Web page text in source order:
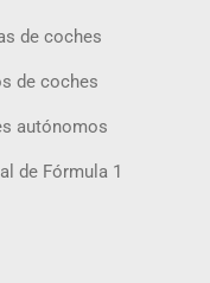
de coches
de coches
autónomos
de Fórmula 1